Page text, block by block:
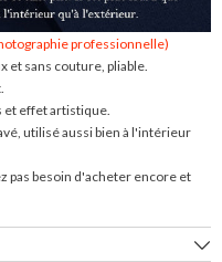
professionnelle)
et sans couture, pliable.
effet artistique.
utilisé aussi bien à l'intérieur
pas besoin d'acheter encore et